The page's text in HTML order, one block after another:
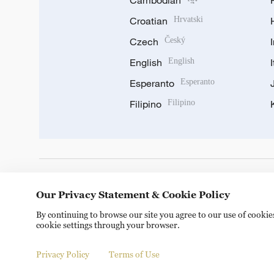
Croatian Hrvatski
Czech Český
English English
Esperanto Esperanto
Filipino Filipino
Copyright © 2024 CGTN. 京ICP备20000184号
Our Privacy Statement & Cookie Policy
By continuing to browse our site you agree to our use of
cookie settings through your browser.
Privacy Policy Terms of Use